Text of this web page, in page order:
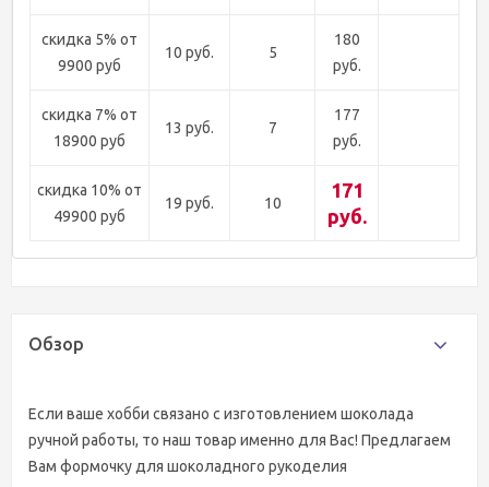
скидка 5% от
9900 руб
10 руб. 5
180
руб.
скидка 7% от
18900 руб
13 руб. 7
177
руб.
скидка 10% от
49900 руб
19 руб. 10
171
руб.
Обзор
Если ваше хобби связано с изготовлением шоколада
ручной работы, то наш товар именно для Вас! Предлагаем
Вам формочку для шоколадного рукоделия